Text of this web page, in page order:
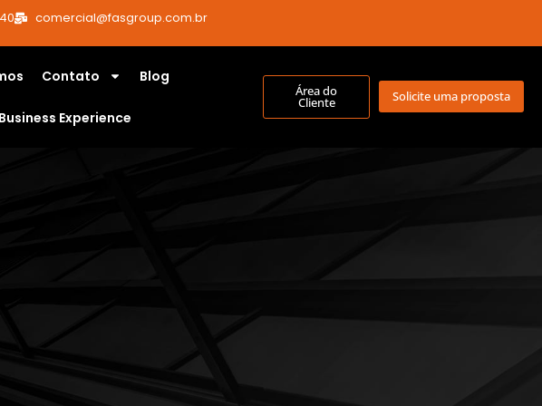
comercial@fasgroup.com.br
Contato Blog
Experience
Área do
Cliente Solicite uma proposta